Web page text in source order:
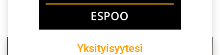
8. huhtikuuta 2026kirjoittaja SEO
Yksityisyytesi